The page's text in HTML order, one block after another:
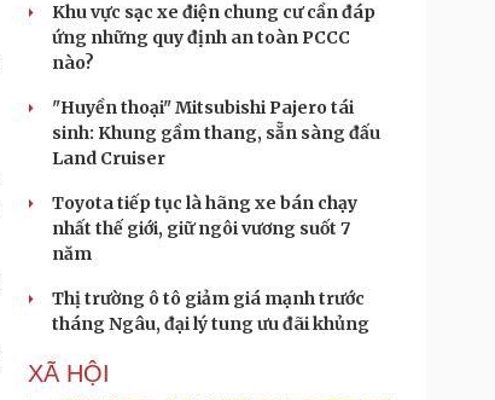
Khu vực sạc xe điện chung cư cần đáp
ứng những quy định an toàn PCCC
nào?
"Huyền thoại" Mitsubishi Pajero tái
sinh: Khung gầm thang, sẵn sàng đấu
Land Cruiser
Toyota tiếp tục là hãng xe bán chạy
nhất thế giới, giữ ngôi vương suốt 7
năm
Thị trường ô tô giảm giá mạnh trước
tháng Ngâu, đại lý tung ưu đãi khủng
XÃ HỘI